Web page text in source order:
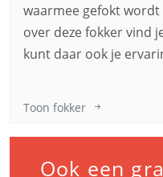
waarmee gefokt
over deze fokker vind
kunt daar ook je
Toon fokker
Ook een